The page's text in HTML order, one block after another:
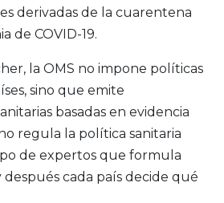
derivadas de la cuarentena
de COVID-19.
la OMS no impone políticas
sino que emite
basadas en evidencia
regula la política sanitaria
de expertos que formula
cada país decide qué